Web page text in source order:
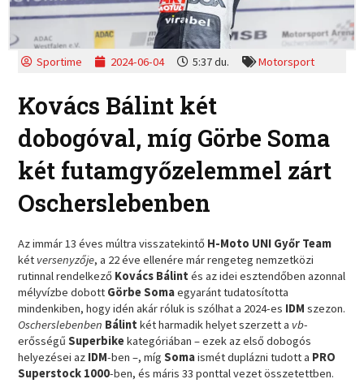
Sportime 2024-06-04 5:37 du. Motorsport
Kovács Bálint két
dobogóval, míg Görbe Soma
két futamgyőzelemmel zárt
Oscherslebenben
Az immár 13 éves múltra visszatekintő H-Moto UNI Győr Team
két versenyzője, a 22 éve ellenére már rengeteg nemzetközi
rutinnal rendelkező Kovács Bálintés az idei esztendőben azonnal
mélyvízbe dobott Görbe Somaegyaránt tudatosította
mindenkiben, hogy idén akár róluk is szólhat a 2024-es IDMszezon.
Oscherslebenben Bálintkét harmadik helyet szerzett a vb-
erősségűSuperbikekategóriában – ezek az első dobogós
helyezései az IDM-ben –, mígSomaismét duplázni tudott a PRO
Superstock 1000-ben, és máris 33 ponttal vezet összetettben.